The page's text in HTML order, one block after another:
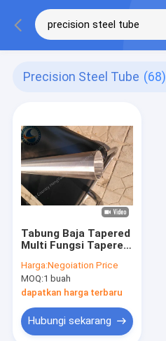
Precision Steel Tube (68)
Tabung Baja Tapered
Multi Fungsi Tapered
Filter Cair
Harga:Negoiation Price
MOQ:1 buah
dapatkan harga terbaru
Hubungi sekarang